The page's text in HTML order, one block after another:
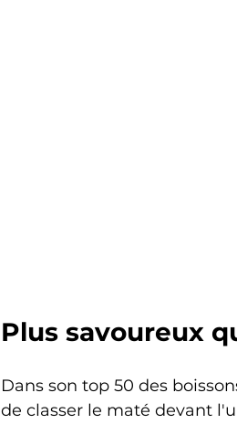
Plus savoureux
Dans son top 50 des
de classer le maté devant